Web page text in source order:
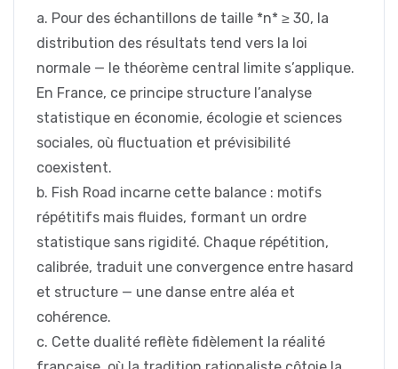
a. Pour des échantillons de taille *n* ≥ 30, la
distribution des résultats tend vers la loi
normale — le théorème central limite s’applique.
En France, ce principe structure l’analyse
statistique en économie, écologie et sciences
sociales, où fluctuation et prévisibilité
coexistent.
b. Fish Road incarne cette balance : motifs
répétitifs mais fluides, formant un ordre
statistique sans rigidité. Chaque répétition,
calibrée, traduit une convergence entre hasard
et structure — une danse entre aléa et
cohérence.
c. Cette dualité reflète fidèlement la réalité